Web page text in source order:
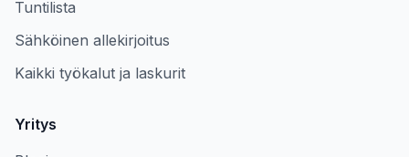
Tuntilista
Sähköinen allekirjoitus
Kaikki työkalut ja laskurit
Yritys